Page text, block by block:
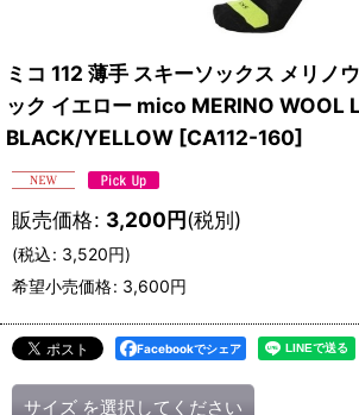
ミコ 112 薄手 スキーソックス メリノ
ック イエロー mico MERINO WOOL
BLACK/YELLOW [CA112-160]
販売価格: 3,200円(税別)
(税込: 3,520円)
希望小売価格: 3,600円
Facebookでシェア
サイズ を選択してください